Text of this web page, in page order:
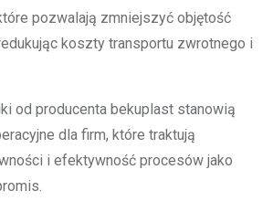
pozwalają zmniejszyć objętość
koszty transportu zwrotnego i
od producenta bekuplast stanowią
dla firm, które traktują
i efektywność procesów jako